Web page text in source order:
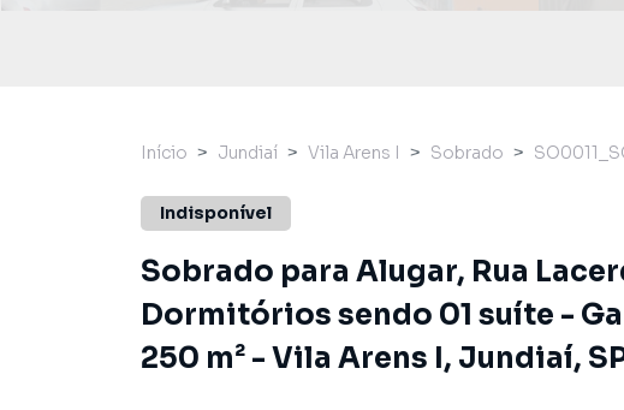
Início Jundiaí Vila Arens I Sobrado
Indisponível
Sobrado para Alugar, Rua
Dormitórios sendo 01 suíte -
250 m² - Vila Arens I, Jundiaí,